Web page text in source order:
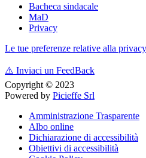
Bacheca sindacale
MaD
Privacy
Le tue preferenze relative alla privacy
⚠️ Inviaci un FeedBack
Copyright © 2023
Powered by Picieffe Srl
Amministrazione Trasparente
Albo online
Dichiarazione di accessibilità
Obiettivi di accessibilità